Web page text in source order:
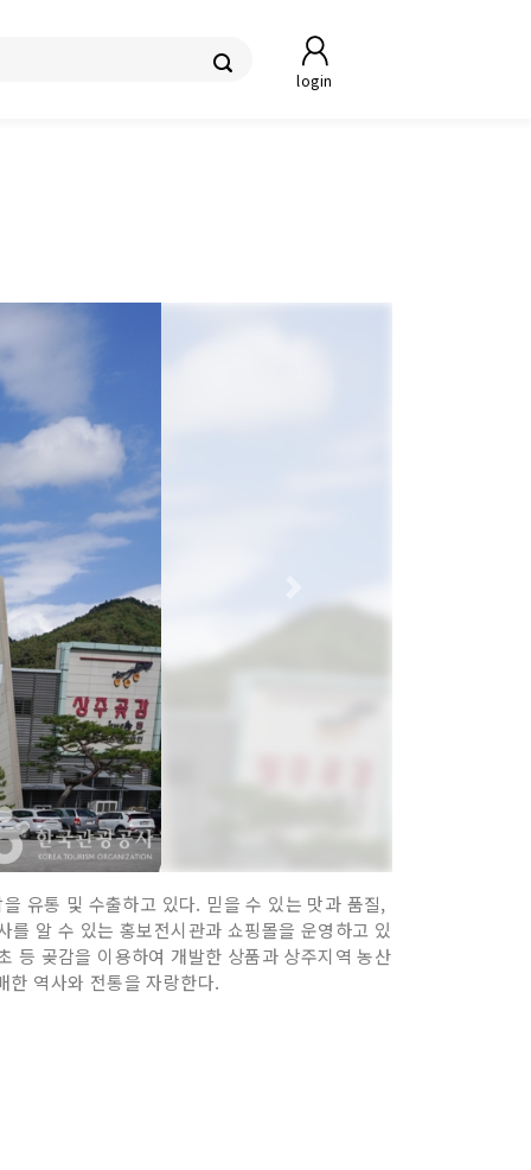
login
유통 및 수출하고 있다. 믿을 수 있는 맛과 품질,
알 수 있는 홍보전시관과 쇼핑몰을 운영하고 있
등 곶감을 이용하여 개발한 상품과 상주지역 농산
한 역사와 전통을 자랑한다.